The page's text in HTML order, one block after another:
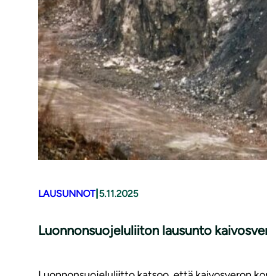
LAUSUNNOT| 5.11.2025
Luonnonsuojeluliiton lausunto